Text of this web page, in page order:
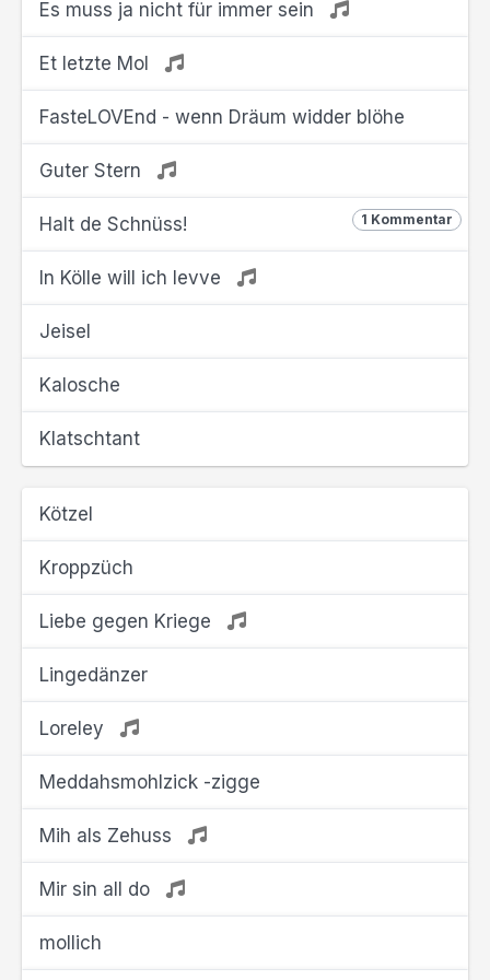
Es muss ja nicht für immer sein
Et letzte Mol
FasteLOVEnd - wenn Dräum widder blöhe
Guter Stern
1 Kommentar
Halt de Schnüss!
In Kölle will ich levve
Jeisel
Kalosche
Klatschtant
Kötzel
Kroppzüch
Liebe gegen Kriege
Lingedänzer
Loreley
Meddahsmohlzick -zigge
Mih als Zehuss
Mir sin all do
mollich